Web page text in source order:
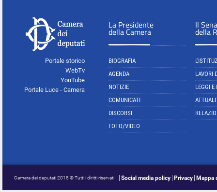
Portale storico
WebTv
YouTube
Portale Luce - Camera
La Presidente
della Camera
BIOGRAFIA
AGENDA
NOTIZIE
COMUNICATI
DISCORSI
FOTO/VIDEO
Il
della
LAVORI
LEGGI E
Camera dei deputati 2015 © Tutti i diritti riservati Social media policy Privacy Mappa